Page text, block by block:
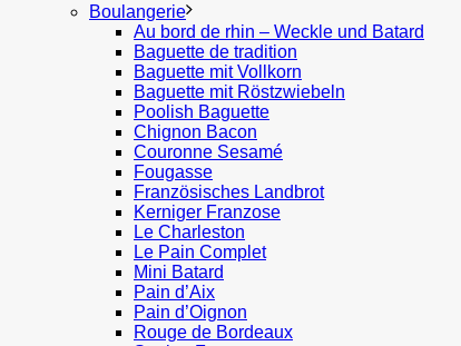
Boulangerie
Au bord de rhin – Weckle und Batard
Baguette de tradition
Baguette mit Vollkorn
Baguette mit Röstzwiebeln
Poolish Baguette
Chignon Bacon
Couronne Sesamé
Fougasse
Französisches Landbrot
Kerniger Franzose
Le Charleston
Le Pain Complet
Mini Batard
Pain d’Aix
Pain d’Oignon
Rouge de Bordeaux